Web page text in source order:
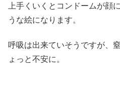
上手くいくとコンドームが顔
うな絵になります。
呼吸は出来ていそうですが、
ょっと不安に。